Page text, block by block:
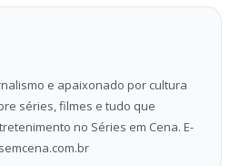
e apaixonado por cultura
séries, filmes e tudo que
no Séries em Cena. E-